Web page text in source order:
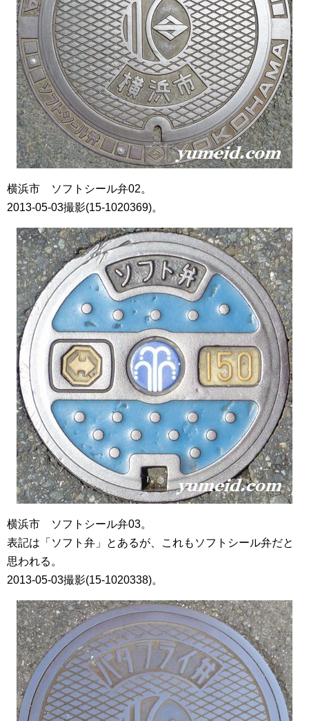
横浜市 ソフトシール弁02。
2013-05-03撮影(15-1020369)。
横浜市 ソフトシール弁03。
表記は「ソフト弁」とあるが、これもソフトシール弁だと
思われる。
2013-05-03撮影(15-1020338)。